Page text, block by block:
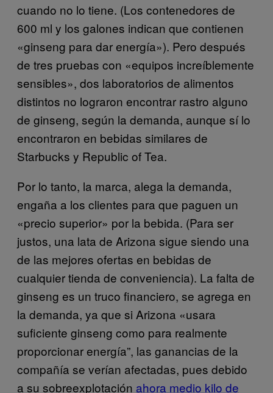
cuando no lo tiene. (Los contenedores de
600 ml y los galones indican que contienen
«ginseng para dar energía»). Pero después
de tres pruebas con «equipos increíblemente
sensibles», dos laboratorios de alimentos
distintos no lograron encontrar rastro alguno
de ginseng, según la demanda, aunque sí lo
encontraron en bebidas similares de
Starbucks y Republic of Tea.
Por lo tanto, la marca, alega la demanda,
engaña a los clientes para que paguen un
«precio superior» por la bebida. (Para ser
justos, una lata de Arizona sigue siendo una
de las mejores ofertas en bebidas de
cualquier tienda de conveniencia). La falta de
ginseng es un truco financiero, se agrega en
la demanda, ya que si Arizona «usara
suficiente ginseng como para realmente
proporcionar energía”, las ganancias de la
compañía se verían afectadas, pues debido
a su sobreexplotación ahora medio kilo de